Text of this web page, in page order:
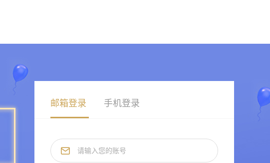
邮箱登录 手机登录